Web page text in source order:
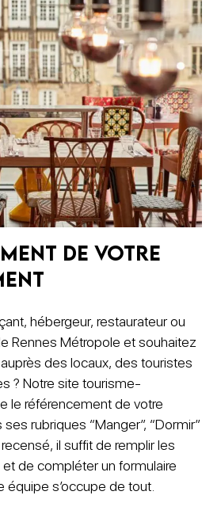
de votre
hébergeur, restaurateur ou
Rennes Métropole et souhaitez
des locaux, des touristes
? Notre site tourisme-
le référencement de votre
rubriques “Manger”, “Dormir”
recensé, il suffit de remplir les
de compléter un formulaire
équipe s’occupe de tout.